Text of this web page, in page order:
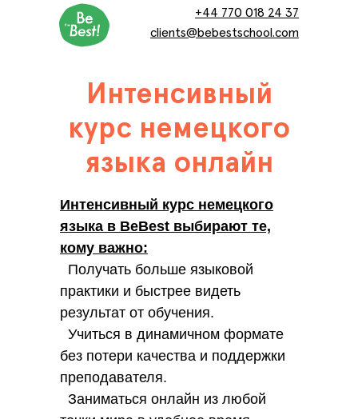
+44 770 018 24 37
clients@bebestschool.com
Интенсивный
курс немецкого
языка онлайн
Интенсивный курс немецкого
языка в BeBest выбирают те,
кому важно:
Получать больше языковой
практики и быстрее видеть
результат от обучения.
Учиться в динамичном формате
без потери качества и поддержки
преподавателя.
Заниматься онлайн из любой